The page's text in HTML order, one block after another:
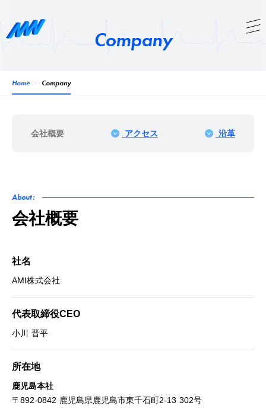
Company
Home Company
会社概要 アクセス 沿革
About:
会社概要
社名
AMI株式会社
代表取締役CEO
小川 晋平
所在地
鹿児島本社
〒892-0842 鹿児島県鹿児島市東千石町2-13 302号